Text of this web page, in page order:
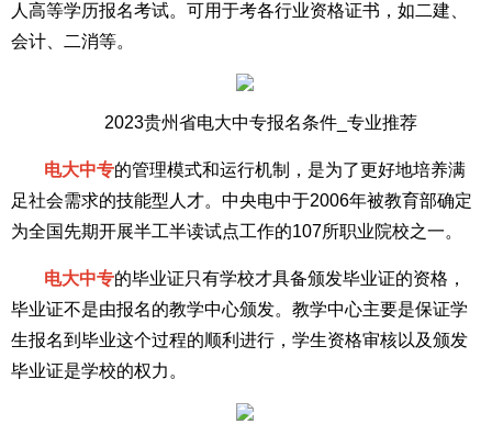
人高等学历报名考试。可用于考各行业资格证书，如二建、
会计、二消等。
2023贵州省电大中专报名条件_专业推荐
电大中专的管理模式和运行机制，是为了更好地培养满
足社会需求的技能型人才。中央电中于2006年被教育部确定
为全国先期开展半工半读试点工作的107所职业院校之一。
电大中专的毕业证只有学校才具备颁发毕业证的资格，
毕业证不是由报名的教学中心颁发。教学中心主要是保证学
生报名到毕业这个过程的顺利进行，学生资格审核以及颁发
毕业证是学校的权力。